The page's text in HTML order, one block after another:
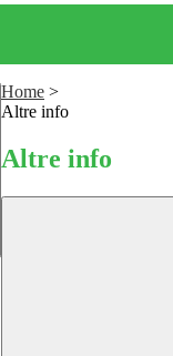
Home >
Altre info
Altre info